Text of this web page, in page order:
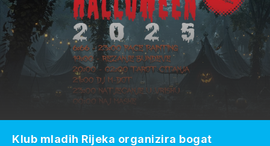
Klub mladih Rijeka organizira bogat